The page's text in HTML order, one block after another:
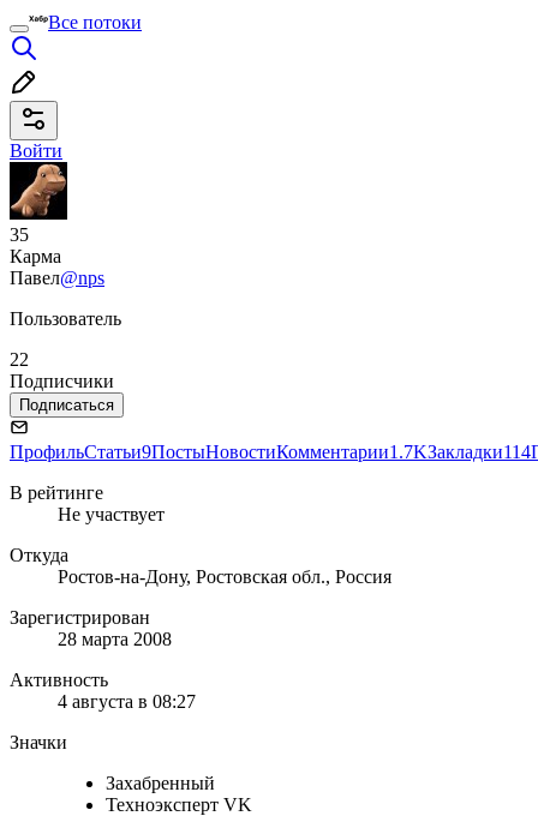
Все потоки
Войти
35
Карма
Павел@nps
Пользователь
22
Подписчики
Подписаться
ПрофильСтатьи9ПостыНовостиКомментарии1.7KЗакладки114
В рейтинге
Не участвует
Откуда
Ростов-на-Дону, Ростовская обл., Россия
Зарегистрирован
28 марта 2008
Активность
4 августа в 08:27
Значки
Захабренный
Техноэксперт VK